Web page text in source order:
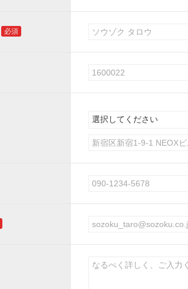
必須